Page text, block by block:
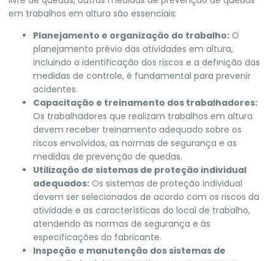
em trabalhos em altura são essenciais:
Planejamento e organização do trabalho: O
planejamento prévio das atividades em altura,
incluindo a identificação dos riscos e a definição das
medidas de controle, é fundamental para prevenir
acidentes.
Capacitação e treinamento dos trabalhadores:
Os trabalhadores que realizam trabalhos em altura
devem receber treinamento adequado sobre os
riscos envolvidos, as normas de segurança e as
medidas de prevenção de quedas.
Utilização de sistemas de proteção individual
adequados: Os sistemas de proteção individual
devem ser selecionados de acordo com os riscos da
atividade e as características do local de trabalho,
atendendo às normas de segurança e às
especificações do fabricante.
Inspeção e manutenção dos sistemas de